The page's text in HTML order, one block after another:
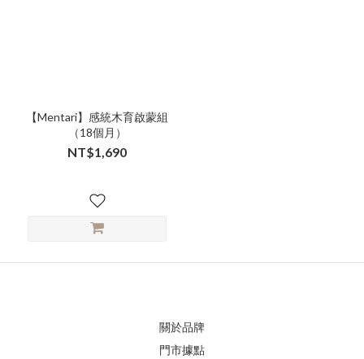
【Mentari】感統木育啟蒙組
（18個月）
NT$1,690
關於品牌
門市據點